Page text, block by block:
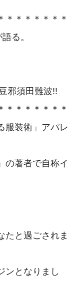
＊＊＊＊＊＊＊
る。
邪須田難波!!
＊＊＊＊＊＊＊
服装術」アパレ
の著者で自称イ
と過ごされま
ンとなりまし